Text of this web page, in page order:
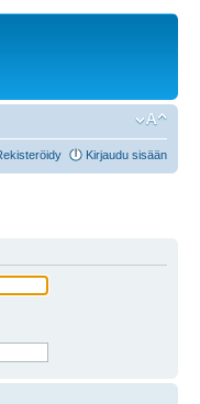
Kirjaudu sisään